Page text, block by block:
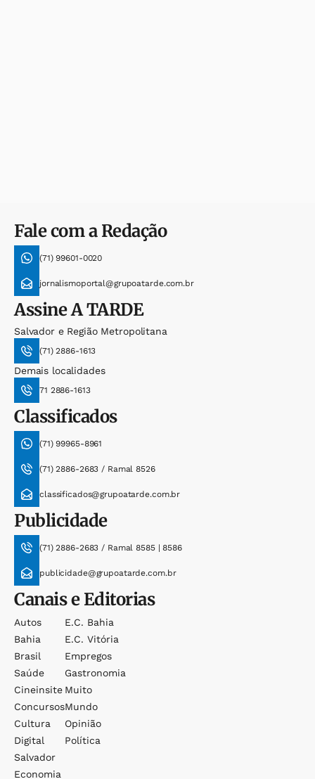
Fale com a Redação
(71) 99601-0020
jornalismoportal@grupoatarde.com.br
AssineA TARDE
Salvador e Região Metropolitana
(71) 2886-1613
Demais localidades
71 2886-1613
Classificados
(71) 99965-8961
(71) 2886-2683 / Ramal 8526
classificados@grupoatarde.com.br
Publicidade
(71) 2886-2683 / Ramal 8585 | 8586
publicidade@grupoatarde.com.br
Canais e Editorias
Autos
Bahia
Brasil
Saúde
Cineinsite
Concursos
Cultura
Digital
Salvador
Economia
E.c. Bahia
E.c. Vitória
Empregos
Gastronomia
Muito
Mundo
Opinião
Política